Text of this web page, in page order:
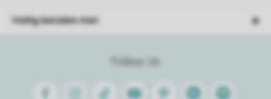
Follow Us
FacebookInstagram
Tiktok Youtube PinterestLinkedinSpotify
Veilig betalen met